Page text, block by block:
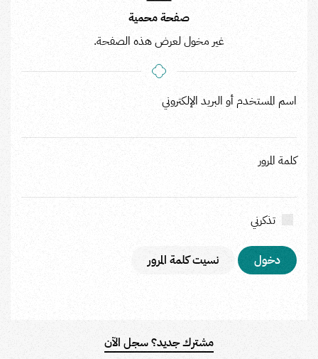
صفحة محمية
غير مخول لعرض هذه الصفحة.
اسم المستخدم أو البريد الإلكتروني
كلمة المرور
تذكرني
نسيت كلمة المرور
مشترك جديد؟ سجل الآن